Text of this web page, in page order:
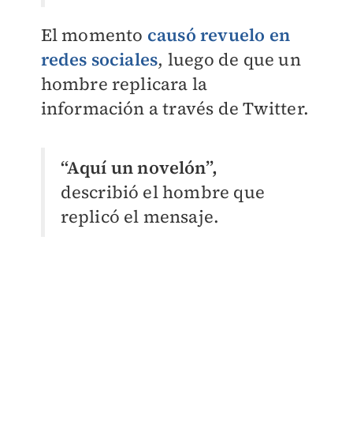
El momento causó revuelo en
redes sociales, luego de que un
hombre replicara la
información a través de Twitter.
“Aquí un novelón”,
describió el hombre que
replicó el mensaje.